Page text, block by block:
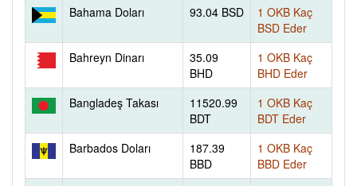
Bahama Doları
93.04 BSD
1 OKB Kaç
BSD Eder
Bahreyn Dinarı
35.09
BHD
1 OKB Kaç
BHD Eder
Bangladeş Takası
11520.99
BDT
1 OKB Kaç
BDT Eder
Barbados Doları
187.39
BBD
1 OKB Kaç
BBD Eder